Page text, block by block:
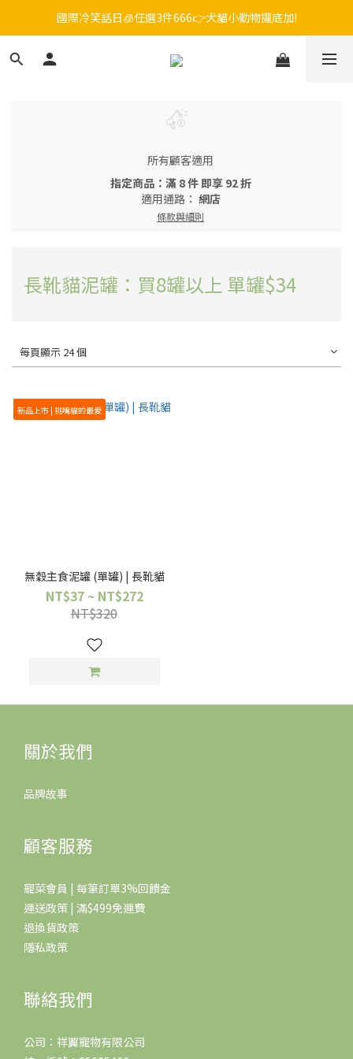
毛孩FUN暑假，飼料最低45折起😻只到9/21
國際冷笑話日🧊任選3件666👉犬貓小動物攏底加!
😎吉老闆 即期飼料出清中💥只要599起
所有顧客適用
指定商品：滿 8 件 即享 92 折
適用通路： 網店
條款與細則
長靴貓泥罐：買8罐以上 單罐$34
每頁顯示 24 個
新品上市 | 挑嘴貓的最愛
無穀主食泥罐 (單罐) | 長靴貓
NT$37 ~ NT$272
NT$320
關於我們
品牌故事
顧客服務
寵菜會員 | 每筆訂單3%回饋金
運送政策 | 滿$499免運費
退換貨政策
隱私政策
聯絡我們
公司：祥翼寵物有限公司